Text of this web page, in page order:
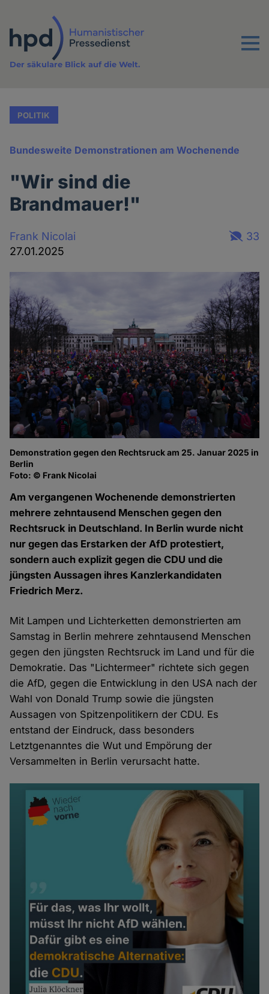
Inhalt
Menu
Der säkulare Blick auf die Welt.
POLITIK
Bundesweite Demonstrationen am Wochenende
"Wir sind die
Brandmauer!"
Frank Nicolai
27.01.2025
33
Demonstration gegen den Rechtsruck am 25. Januar 2025 in
Berlin
Foto: © Frank Nicolai
Am vergangenen Wochenende demonstrierten
mehrere zehntausend Menschen gegen den
Rechtsruck in Deutschland. In Berlin wurde nicht
nur gegen das Erstarken der AfD protestiert,
sondern auch explizit gegen die CDU und die
jüngsten Aussagen ihres Kanzlerkandidaten
Friedrich Merz.
Mit Lampen und Lichterketten demonstrierten am
Samstag in Berlin mehrere zehntausend Menschen
gegen den jüngsten Rechtsruck im Land und für die
Demokratie. Das "Lichtermeer" richtete sich gegen
die AfD, gegen die Entwicklung in den USA nach der
Wahl von Donald Trump sowie die jüngsten
Aussagen von Spitzenpolitikern der CDU. Es
entstand der Eindruck, dass besonders
Letztgenanntes die Wut und Empörung der
Versammelten in Berlin verursacht hatte.